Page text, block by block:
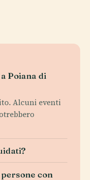
Poiana di
Alcuni eventi
con